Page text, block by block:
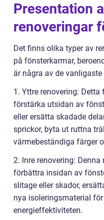
Presentation
renoveringar
Det finns olika typer av
på fönsterkarmar,
är några av de vanligaste
1. Yttre renovering:
förstärka utsidan av
eller ersätta skadade
sprickor, byta ut ruttna
värmebeständiga färger
2. Inre renovering:
förbättra insidan av
slitage eller skador,
nya isoleringsmaterial
energieffektiviteten.